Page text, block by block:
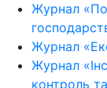
Журнал
Журнал
Журнал
контроль